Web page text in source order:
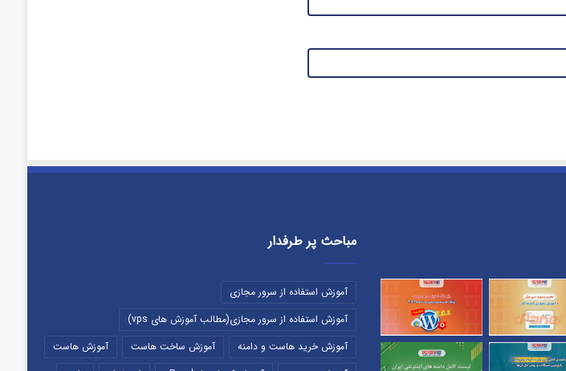
مباحث پر طرفدار
آموزش استفاده از سرور مجازی
آموزش استفاده از سرور مجازی(مطالب آموزش های vps)
آموزش خرید هاست و دامنه
آموزش ساخت هاست
آموزش هاست